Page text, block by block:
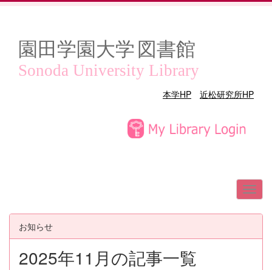
園田学園大学 図書館
Sonoda University Library
本学HP 近松研究所HP
お知らせ
2025年11月の記事一覧